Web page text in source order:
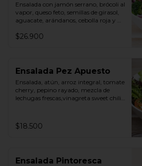
Ensalada con jamón serrano, brócoli al
vapor, queso feto, semillas de girasol,
aguacate, arándanos, cebolla roja y
$26.900
Ensalada Pez Apuesto
Ensalada, atún, arroz integral, tomate
cherry, pepino rayado, mezcla de
lechugas frescas,vinagreta sweet chili
$18.500
Ensalada Pintoresca